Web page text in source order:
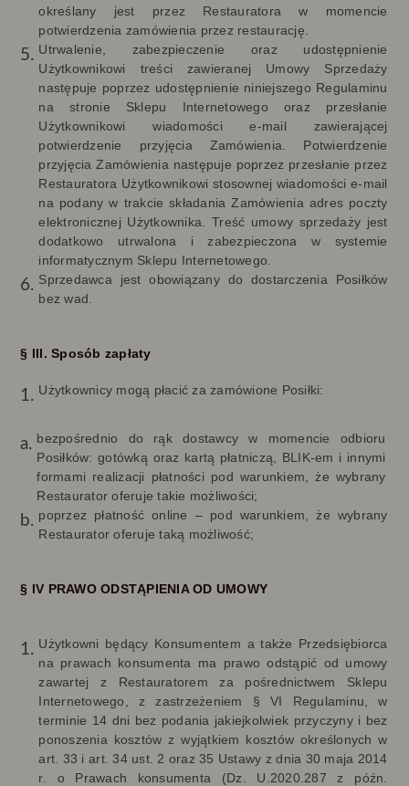
określany jest przez Restauratora w momencie
potwierdzenia zamówienia przez restaurację.
Utrwalenie, zabezpieczenie oraz udostępnienie
Użytkownikowi treści zawieranej Umowy Sprzedaży
następuje poprzez udostępnienie niniejszego Regulaminu
na stronie Sklepu Internetowego oraz przesłanie
Użytkownikowi wiadomości e-mail zawierającej
potwierdzenie przyjęcia Zamówienia. Potwierdzenie
przyjęcia Zamówienia następuje poprzez przesłanie przez
Restauratora Użytkownikowi stosownej wiadomości e-mail
na podany w trakcie składania Zamówienia adres poczty
elektronicznej Użytkownika. Treść umowy sprzedaży jest
dodatkowo utrwalona i zabezpieczona w systemie
informatycznym Sklepu Internetowego.
Sprzedawca jest obowiązany do dostarczenia Posiłków
bez wad.
§ III. Sposób zapłaty
Użytkownicy mogą płacić za zamówione Posiłki:
bezpośrednio do rąk dostawcy w momencie odbioru
Posiłków: gotówką oraz kartą płatniczą, BLIK-em i innymi
formami realizacji płatności pod warunkiem, że wybrany
Restaurator oferuje takie możliwości;
poprzez płatność online – pod warunkiem, że wybrany
Restaurator oferuje taką możliwość;
§ IV PRAWO ODSTĄPIENIA OD UMOWY
Użytkowni będący Konsumentem a także Przedsiębiorca
na prawach konsumenta ma prawo odstąpić od umowy
zawartej z Restauratorem za pośrednictwem Sklepu
Internetowego, z zastrzeżeniem § VI Regulaminu, w
terminie 14 dni bez podania jakiejkolwiek przyczyny i bez
ponoszenia kosztów z wyjątkiem kosztów określonych w
art. 33 i art. 34 ust. 2 oraz 35 Ustawy z dnia 30 maja 2014
r. o Prawach konsumenta (Dz. U.2020.287 z późn.